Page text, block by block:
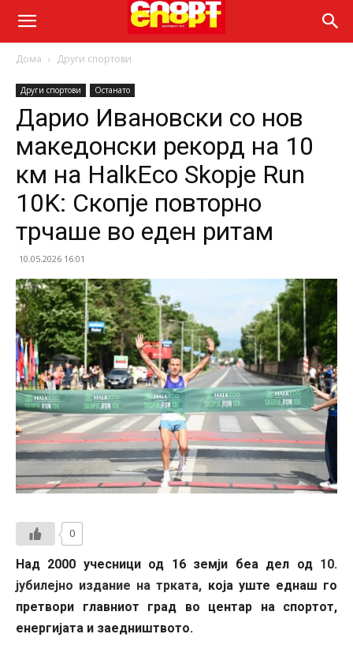
Дома Други спортови
Други спортови Останато
Дарио Ивановски со нов
македонски рекорд на 10
км на HalkEco Skopje Run
10K: Скопје повторно
трчаше во еден ритам
10.05.2026 16:01
0
Над 2000 учесници од 16 земји беа дел од 10.
јубилејно издание на трката, која уште еднаш го
претвори главниот град во центар на спортот,
енергијата и заедништвото.